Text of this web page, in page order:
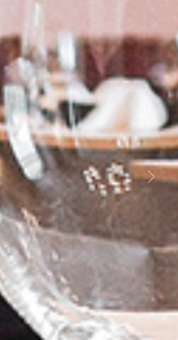
Next